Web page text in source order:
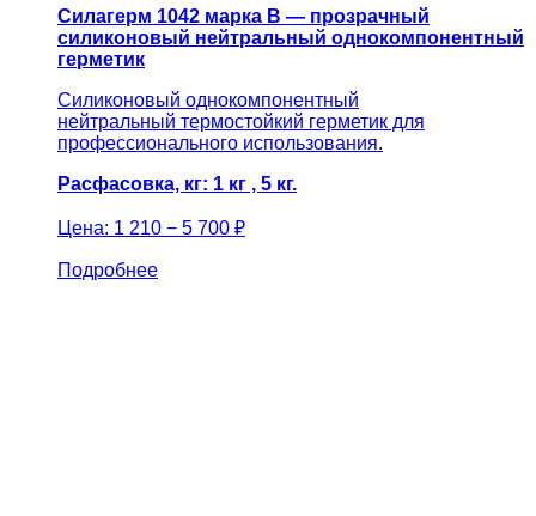
Силагерм 1042 марка В — прозрачный
силиконовый нейтральный однокомпонентный
герметик
Силиконовый однокомпонентный
нейтральный термостойкий герметик для
профессионального использования.
Расфасовка, кг: 1 кг , 5 кг.
Цена: 1 210 − 5 700 ₽
Подробнее